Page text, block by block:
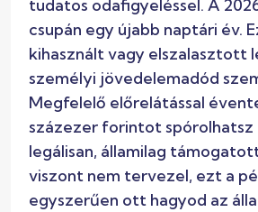
tudatos odafigyeléssel. A
csupán egy újabb naptári év.
kihasznált vagy elszalasztott
személyi jövedelemadód
Megfelelő előrelátással
százezer forintot spórolhatsz
legálisan, államilag
viszont nem tervezel, ezt a
egyszerűen ott hagyod az